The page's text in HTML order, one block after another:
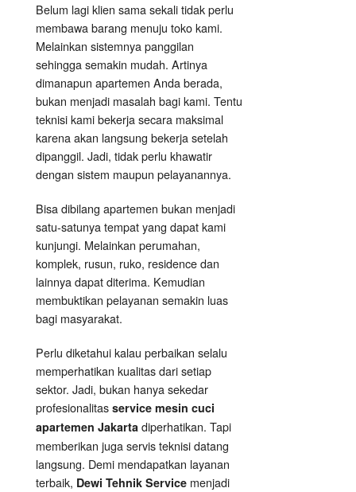
Belum lagi klien sama sekali tidak perlu
membawa barang menuju toko kami.
Melainkan sistemnya panggilan
sehingga semakin mudah. Artinya
dimanapun apartemen Anda berada,
bukan menjadi masalah bagi kami. Tentu
teknisi kami bekerja secara maksimal
karena akan langsung bekerja setelah
dipanggil. Jadi, tidak perlu khawatir
dengan sistem maupun pelayanannya.
Bisa dibilang apartemen bukan menjadi
satu-satunya tempat yang dapat kami
kunjungi. Melainkan perumahan,
komplek, rusun, ruko, residence dan
lainnya dapat diterima. Kemudian
membuktikan pelayanan semakin luas
bagi masyarakat.
Perlu diketahui kalau perbaikan selalu
memperhatikan kualitas dari setiap
sektor. Jadi, bukan hanya sekedar
profesionalitas service mesin cuci
apartemen Jakarta diperhatikan. Tapi
memberikan juga servis teknisi datang
langsung. Demi mendapatkan layanan
terbaik, Dewi Tehnik Service menjadi